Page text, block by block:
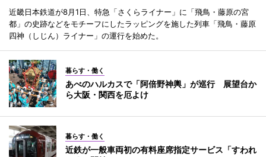
近畿日本鉄道が8月1日、特急「さくらライナー」に「飛鳥・藤原の宮
都」の史跡などをモチーフにしたラッピングを施した列車「飛鳥・藤原
四神（しじん）ライナー」の運行を始めた。
暮らす・働く
あべのハルカスで「阿倍野神輿」が巡行 展望台か
ら大阪・関西を厄よけ
暮らす・働く
近鉄が一般車両初の有料座席指定サービス「すわれ